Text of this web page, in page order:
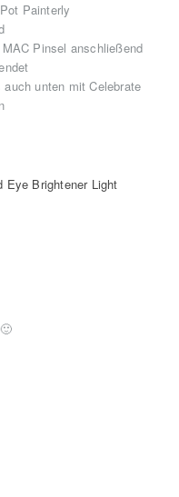
Painterly
Pinsel anschließend
unten mit Celebrate
Eye Brightener Light